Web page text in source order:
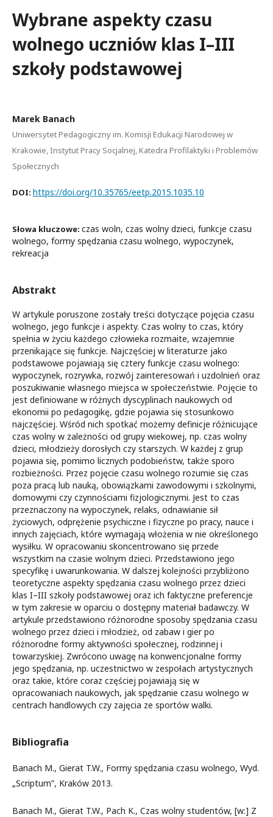
Wybrane aspekty czasu
wolnego uczniów klas I–III
szkoły podstawowej
Marek Banach
Uniwersytet Pedagogiczny im. Komisji Edukacji Narodowej w
Krakowie, Instytut Pracy Socjalnej, Katedra Profilaktyki i Problemów
Społecznych
DOI: https://doi.org/10.35765/eetp.2015.1035.10
Słowa kluczowe: czas woln, czas wolny dzieci, funkcje czasu
wolnego, formy spędzania czasu wolnego, wypoczynek,
rekreacja
Abstrakt
W artykule poruszone zostały treści dotyczące pojęcia czasu
wolnego, jego funkcje i aspekty. Czas wolny to czas, który
spełnia w życiu każdego człowieka rozmaite, wzajemnie
przenikające się funkcje. Najczęściej w literaturze jako
podstawowe pojawiają się cztery funkcje czasu wolnego:
wypoczynek, rozrywka, rozwój zainteresowań i uzdolnień oraz
poszukiwanie własnego miejsca w społeczeństwie. Pojęcie to
jest definiowane w różnych dyscyplinach naukowych od
ekonomii po pedagogikę, gdzie pojawia się stosunkowo
najczęściej. Wśród nich spotkać możemy definicje różnicujące
czas wolny w zależności od grupy wiekowej, np. czas wolny
dzieci, młodzieży dorosłych czy starszych. W każdej z grup
pojawia się, pomimo licznych podobieństw, także sporo
rozbieżności. Przez pojęcie czasu wolnego rozumie się czas
poza pracą lub nauką, obowiązkami zawodowymi i szkolnymi,
domowymi czy czynnościami fizjologicznymi. Jest to czas
przeznaczony na wypoczynek, relaks, odnawianie sił
życiowych, odprężenie psychiczne i fizyczne po pracy, nauce i
innych zajęciach, które wymagają włożenia w nie określonego
wysiłku. W opracowaniu skoncentrowano się przede
wszystkim na czasie wolnym dzieci. Przedstawiono jego
specyfikę i uwarunkowania. W dalszej kolejności przybliżono
teoretyczne aspekty spędzania czasu wolnego przez dzieci
klas I–III szkoły podstawowej oraz ich faktyczne preferencje
w tym zakresie w oparciu o dostępny materiał badawczy. W
artykule przedstawiono różnorodne sposoby spędzania czasu
wolnego przez dzieci i młodzież, od zabaw i gier po
różnorodne formy aktywności społecznej, rodzinnej i
towarzyskiej. Zwrócono uwagę na konwencjonalne formy
jego spędzania, np. uczestnictwo w zespołach artystycznych
oraz takie, które coraz częściej pojawiają się w
opracowaniach naukowych, jak spędzanie czasu wolnego w
centrach handlowych czy zajęcia ze sportów walki.
Bibliografia
Banach M., Gierat T.W., Formy spędzania czasu wolnego, Wyd.
„Scriptum”, Kraków 2013.
Banach M., Gierat T.W., Pach K., Czas wolny studentów, [w:] Z